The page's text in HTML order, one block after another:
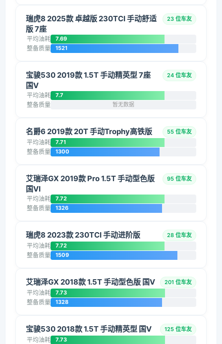
瑞虎8 2025款 卓越版 230TCI 手动舒适
版 7座
23 位车友
平均油耗 7.69
整备质量 1521
宝骏530 2019款 1.5T 手动精英型 7座
国V
24 位车友
平均油耗 7.7
整备质量 暂无数据
名爵6 2019款 20T 手动Trophy高铁版 55 位车友
平均油耗 7.71
整备质量 1300
艾瑞泽GX 2019款 Pro 1.5T 手动型色版
国VI
95 位车友
平均油耗 7.72
整备质量 1326
瑞虎8 2023款 230TCI 手动进阶版 28 位车友
平均油耗 7.72
整备质量 1509
艾瑞泽GX 2018款 1.5T 手动型色版 国V 201 位车友
平均油耗 7.73
整备质量 1328
宝骏530 2018款 1.5T 手动精英型 国V 125 位车友
平均油耗 7.73